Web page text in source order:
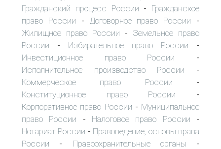
Гражданский процесс России - Гражданское
право России - Договорное право России -
Жилищное право России - Земельное право
России - Избирательное право России -
Инвестиционное право России -
Исполнительное производство России -
Коммерческое право России -
Конституционное право России -
Корпоративное право России - Муниципальное
право России - Налоговое право России -
Нотариат России - Правоведение, основы права
России - Правоохранительные органы -